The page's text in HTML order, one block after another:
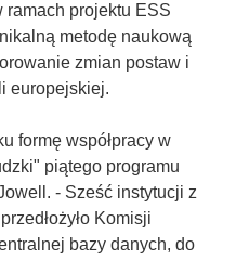
ramach projektu ESS
metodę naukową
zmian postaw i
europejskiej.
formę współpracy w
piątego programu
- Sześć instytucji z
Komisji
bazy danych, do